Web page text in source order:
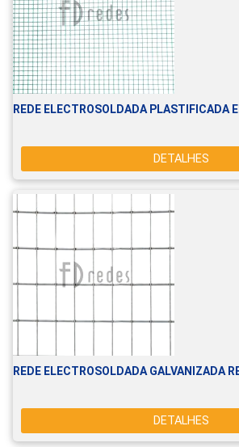
REDE ELECTROSOLDADA PLASTIFICADA
DETALHES
REDE ELECTROSOLDADA GALVANIZADA
DETALHES